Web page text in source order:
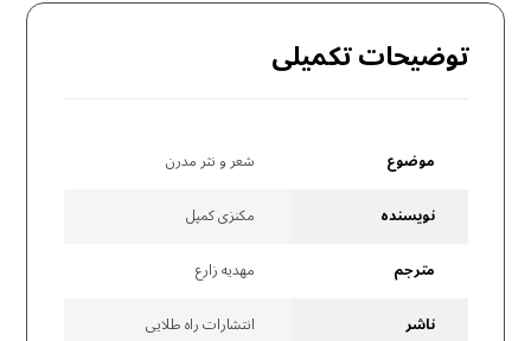
توضیحات تکمیلی
موضوع
شعر و نثر مدرن
نویسنده
مکنزی کمپل
مترجم
مهدیه زارع
ناشر
انتشارات راه طلایی